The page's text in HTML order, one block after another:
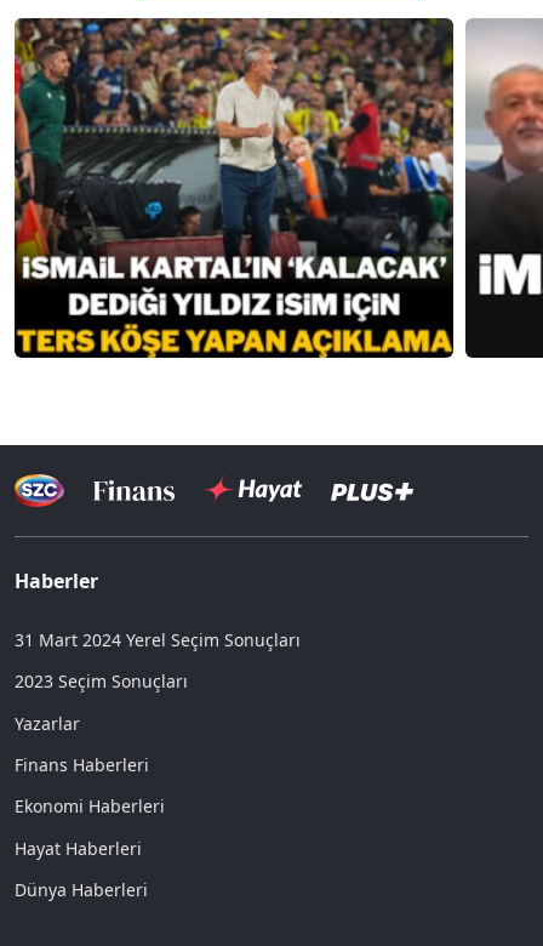
Haberler
31 Mart 2024 Yerel Seçim Sonuçları
2023 Seçim Sonuçları
Yazarlar
Finans Haberleri
Ekonomi Haberleri
Hayat Haberleri
Dünya Haberleri